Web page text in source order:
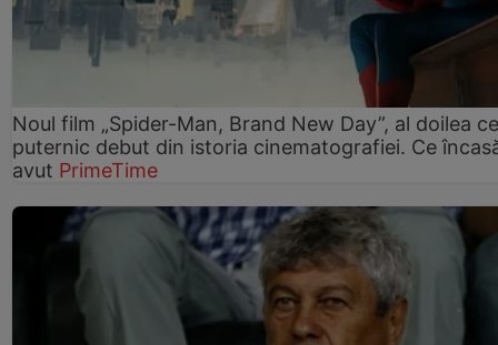
Noul film „Spider-Man, Brand New Day”, al doilea
puternic debut din istoria cinematografiei. Ce
avut PrimeTime